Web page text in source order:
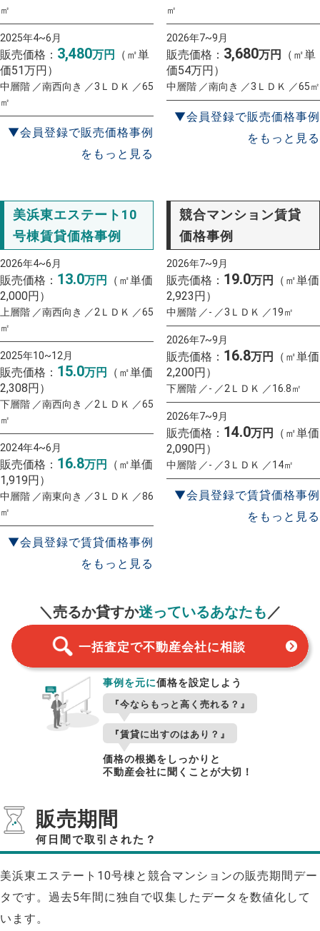
㎡
2025年4~6月
販売価格： 3,480万円
（㎡単
価51万円）
中層階 ／南西向き ／3ＬＤＫ ／65
㎡
▼会員登録で販売価格事例
をもっと見る
㎡
2026年7~9月
販売価格： 3,680万円
（㎡単
価54万円）
中層階 ／南向き ／3ＬＤＫ ／65㎡
▼会員登録で販売価格事例
をもっと見る
美浜東エステート10
号棟賃貸価格事例
2026年4~6月
販売価格： 13.0万円
（㎡単価
2,000円）
上層階 ／南西向き ／2ＬＤＫ ／65
㎡
2025年10~12月
販売価格： 15.0万円
（㎡単価
2,308円）
下層階 ／南西向き ／2ＬＤＫ ／65
㎡
2024年4~6月
販売価格： 16.8万円
（㎡単価
1,919円）
中層階 ／南東向き ／3ＬＤＫ ／86
㎡
▼会員登録で賃貸価格事例
をもっと見る
競合マンション賃貸
価格事例
2026年7~9月
販売価格： 19.0万円
（㎡単価
2,923円）
中層階 ／- ／3ＬＤＫ ／19㎡
2026年7~9月
販売価格： 16.8万円
（㎡単価
2,200円）
下層階 ／- ／2ＬＤＫ ／16.8㎡
2026年7~9月
販売価格： 14.0万円
（㎡単価
2,090円）
中層階 ／- ／3ＬＤＫ ／14㎡
▼会員登録で賃貸価格事例
をもっと見る
＼売るか貸すか迷っているあなたも／
一括査定で不動産会社に相談
事例を元に価格を設定しよう
『今ならもっと高く売れる？』
『賃貸に出すのはあり？』
価格の根拠をしっかりと
不動産会社に聞くことが大切！
販売期間
何日間で取引された？
美浜東エステート10号棟と競合マンションの販売期間デー
タです。過去5年間に独自で収集したデータを数値化して
います。